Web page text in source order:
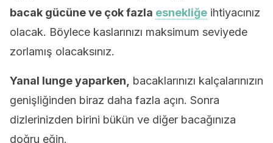
bacak gücüne ve çok fazla esnekliğe ihtiyacınız
olacak. Böylece kaslarınızı maksimum seviyede
zorlamış olacaksınız.
Yanal lunge yaparken,
bacaklarınızı kalçalarınızın
genişliğinden biraz daha fazla açın. Sonra
dizlerinizden birini bükün ve diğer bacağınıza
doğru eğin.